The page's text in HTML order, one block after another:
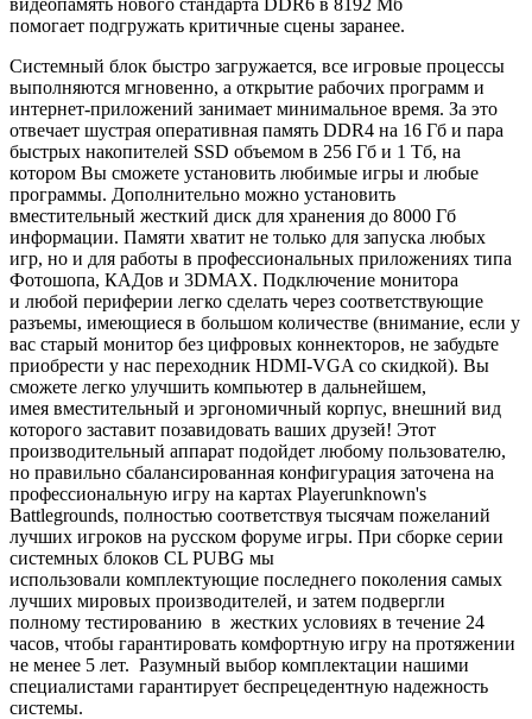
помогает подгружать критичные сцены заранее.
Системный блок быстро загружается, все игровые процессы
выполняются мгновенно, а открытие рабочих программ и
интернет-приложений занимает минимальное время. За это
отвечает шустрая оперативная память DDR4 на 16 Гб и пара
быстрых накопителей SSD объемом в 256 Гб и 1 Тб, на
котором Вы сможете установить любимые игры и любые
программы. Дополнительно можно установить
вместительный жесткий диск для хранения до 8000 Гб
информации. Памяти хватит не только для запуска любых
игр, но и для работы в профессиональных приложениях типа
Фотошопа, КАДов и 3DMAX. Подключение монитора
и любой периферии легко сделать через соответствующие
разъемы, имеющиеся в большом количестве (внимание, если у
вас старый монитор без цифровых коннекторов, не забудьте
приобрести у нас переходник HDMI-VGA со скидкой). Вы
сможете легко улучшить компьютер в дальнейшем,
имея вместительный и эргономичный корпус, внешний вид
которого заставит позавидовать ваших друзей! Этот
производительный аппарат подойдет любому пользователю,
но правильно сбалансированная конфигурация заточена на
профессиональную игру на картах Playerunknown's
Battlegrounds, полностью соответствуя тысячам пожеланий
лучших игроков на русском форуме игры. При сборке серии
системных блоков CL PUBG мы
использовали комплектующие последнего поколения самых
лучших мировых производителей, и затем подвергли
полному тестированию в жестких условиях в течение 24
часов, чтобы гарантировать комфортную игру на протяжении
не менее 5 лет. Разумный выбор комплектации нашими
специалистами гарантирует беспрецедентную надежность
системы.